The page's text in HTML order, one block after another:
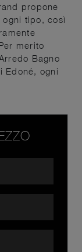
propone
tipo, così
merito
Bagno
Edoné, ogni